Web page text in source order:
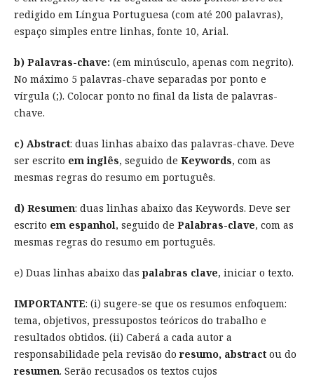
redigido em Língua Portuguesa (com até 200 palavras),
espaço simples entre linhas, fonte 10, Arial.
b) Palavras-chave: (em minúsculo, apenas com negrito).
No máximo 5 palavras-chave separadas por ponto e
vírgula (;). Colocar ponto no final da lista de palavras-
chave.
c) Abstract: duas linhas abaixo das palavras-chave. Deve
ser escrito em inglês, seguido de Keywords, com as
mesmas regras do resumo em português.
d) Resumen: duas linhas abaixo das Keywords. Deve ser
escrito em espanhol, seguido de Palabras-clave, com as
mesmas regras do resumo em português.
e) Duas linhas abaixo das palabras clave, iniciar o texto.
IMPORTANTE: (i) sugere-se que os resumos enfoquem:
tema, objetivos, pressupostos teóricos do trabalho e
resultados obtidos. (ii) Caberá a cada autor a
responsabilidade pela revisão do resumo, abstractou do
resumen. Serão recusados os textos cujos